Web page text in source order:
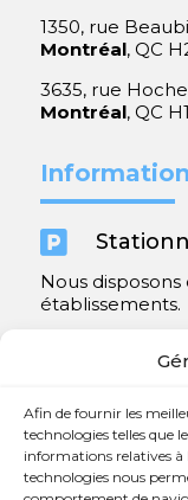
Afin de fournir les
technologies telles que
informations relatives à
technologies nous
1350, rue
Montréal, QC
3635, rue
Montréal, QC
Information

Nous
établissements.
Contact
 450